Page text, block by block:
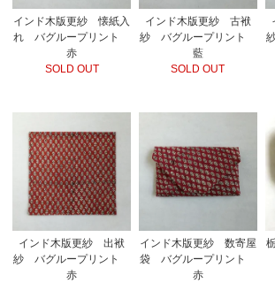
インド木版更紗 懐紙入
れ バグループリント
赤
SOLD OUT
インド木版更紗 古袱
紗 バグループリント
藍
SOLD OUT
インド木版更紗 出袱
紗 バグループリント
赤
インド木版更紗 数寄屋
袋 バグループリント
赤